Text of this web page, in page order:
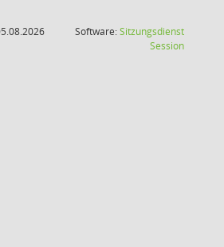
Software:Sitzungsdienst
Session(Wird in